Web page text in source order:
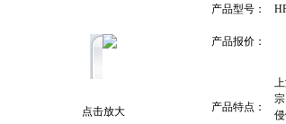
点击放大
产品型号：
产品报价：
产品特点：